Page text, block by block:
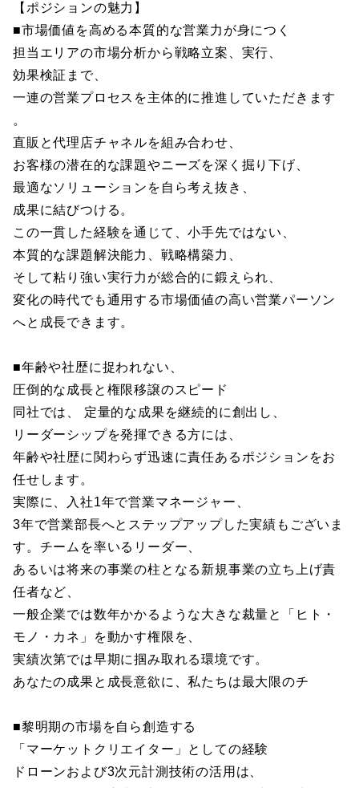
【ポジションの魅力】
■市場価値を高める本質的な営業力が身につく
担当エリアの市場分析から戦略立案、実行、
効果検証まで、
一連の営業プロセスを主体的に推進していただきます
。
直販と代理店チャネルを組み合わせ、
お客様の潜在的な課題やニーズを深く掘り下げ、
最適なソリューションを自ら考え抜き、
成果に結びつける。
この一貫した経験を通じて、小手先ではない、
本質的な課題解決能力、戦略構築力、
そして粘り強い実行力が総合的に鍛えられ、
変化の時代でも通用する市場価値の高い営業パーソン
へと成長できます。
■年齢や社歴に捉われない、
圧倒的な成長と権限移譲のスピード
同社では、 定量的な成果を継続的に創出し、
リーダーシップを発揮できる方には、
年齢や社歴に関わらず迅速に責任あるポジションをお
任せします。
実際に、入社1年で営業マネージャー、
3年で営業部長へとステップアップした実績もございま
す。チームを率いるリーダー、
あるいは将来の事業の柱となる新規事業の立ち上げ責
任者など、
一般企業では数年かかるような大きな裁量と「ヒト・
モノ・カネ」を動かす権限を、
実績次第では早期に掴み取れる環境です。
あなたの成果と成長意欲に、私たちは最大限のチ
■黎明期の市場を自ら創造する
「マーケットクリエイター」としての経験
ドローンおよび3次元計測技術の活用は、